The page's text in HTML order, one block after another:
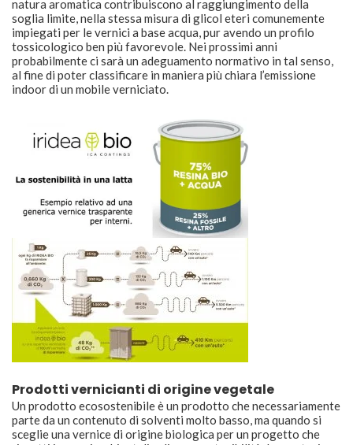
Prodotti vernicianti di origine vegetale
Un prodotto ecosostenibile è un prodotto che necessariamente
parte da un contenuto di solventi molto basso, ma quando si
sceglie una vernice di origine biologica per un progetto che
rispetti i canoni ambientali e di eco-sostenibilità, la prestazione
finale, in termini di resistenza al degrado, è il primo dubbio che
sorge in chi l’ha preferita rispetto ai sistemi tradizionali. La
storia delle vernici in passato ci ha fornito diversi esempi di
prodotti di origine biologica (cera d’api, olio di lino, ecc.). La
loro diffusione su scala industriale non è stata possibile a
causa della enorme differenza, in termini di resistenza al
degrado, con quelle che erano le tecnologie industriali.